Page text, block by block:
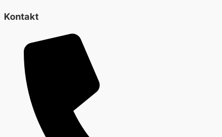
Kontakt